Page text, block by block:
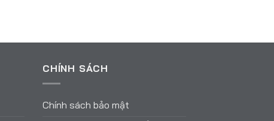
CHÍNH SÁCH
Chính sách bảo mật